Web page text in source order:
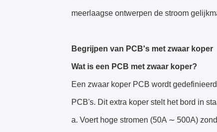
meerlaagse ontwerpen de stroom
Begrijpen van PCB's met zwaar koper
Wat is een PCB met zwaar koper?
Een zwaar koper PCB wordt
PCB's. Dit extra koper stelt het bord in
a. Voert hoge stromen (50A ∼ 500A)